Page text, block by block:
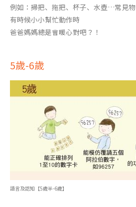
例如：掃把、拖把、杯子、水壺…常見物
有時候小小幫忙動作時
爸爸媽媽總是會暖心對吧？！
5歲-6歲
語言及認知【5歲半-6歲】